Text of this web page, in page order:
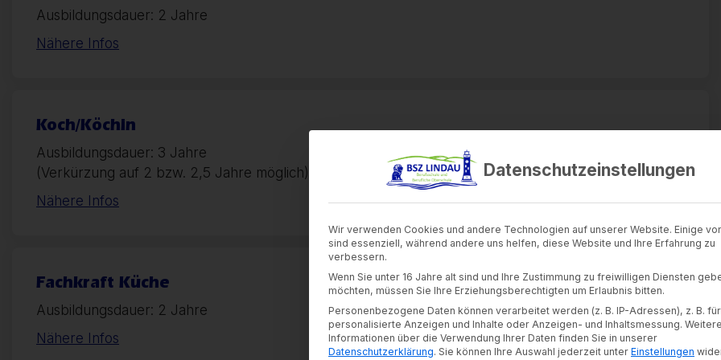
Ausbildungsdauer: 2 Jahre
Nähere Infos
Koch/Köchin
Ausbildungsdauer: 3 Jahre
(Verkürzung auf 2 bzw. 2,5 Jahre möglich)
Nähere Infos
Fachkraft Küche
Ausbildungsdauer: 2 Jahre
Nähere Infos
Datenschutzeinstellungen
Wir verwenden Cookies und andere Technologien auf unserer Website. Einige
sind essenziell, während andere uns helfen, diese Website und Ihre Erfahrung zu
verbessern.
Wenn Sie unter 16 Jahre alt sind und Ihre Zustimmung zu freiwilligen Diensten
möchten, müssen Sie Ihre Erziehungsberechtigten um Erlaubnis bitten.
Personenbezogene Daten können verarbeitet werden (z. B. IP-Adressen), z. B. für
personalisierte Anzeigen und Inhalte oder Anzeigen- und Inhaltsmessung. Weitere
Informationen über die Verwendung Ihrer Daten finden Sie in unserer
Datenschutzerklärung. Sie können Ihre Auswahl jederzeit unter Einstellungen